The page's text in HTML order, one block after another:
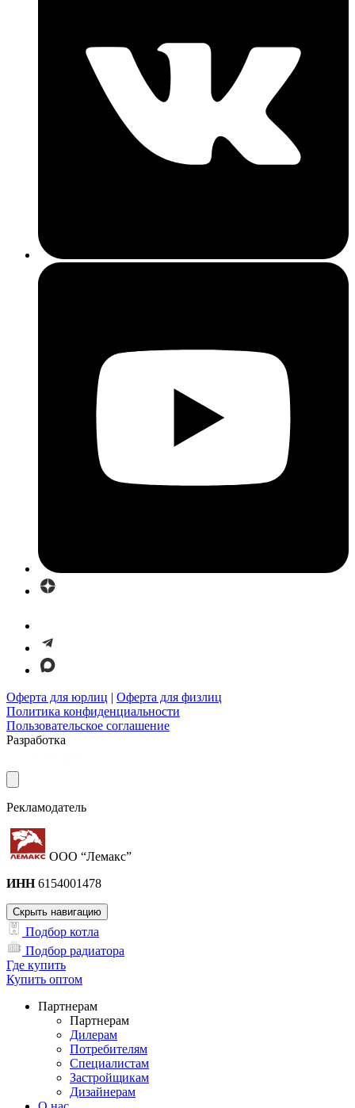
Оферта для юрлиц | Оферта для физлиц
Политика конфиденциальности
Пользовательское соглашение
Разработка
Рекламодатель
ООО “Лемакс”
ИНН6154001478
Скрыть навигацию
Подбор котла
Подбор радиатора
Где купить
Купить оптом
Партнерам
Партнерам
Дилерам
Потребителям
Специалистам
Застройщикам
Дизайнерам